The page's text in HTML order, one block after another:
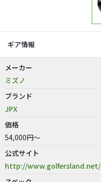
ギア情報
メーカー
ミズノ
ブランド
JPX
価格
54,000円～
公式サイト
http://www.golfersland.net/